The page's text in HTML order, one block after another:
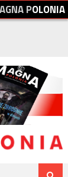
AGNAPOLONIA